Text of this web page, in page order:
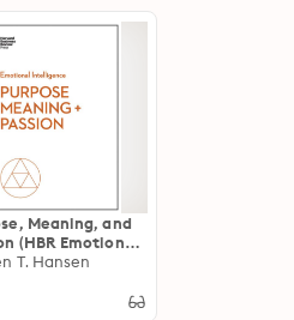
Meaning, and
(HBR Emotional
Series)
T. Hansen